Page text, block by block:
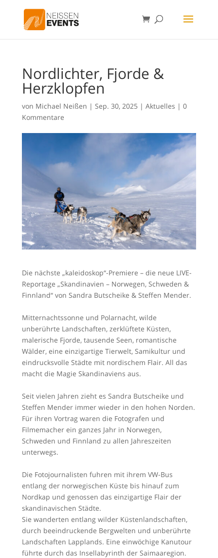
Nordlichter, Fjorde &
Herzklopfen
von Michael Neißen | Sep. 30, 2025 | Aktuelles | 0
Kommentare
Die nächste „kaleidoskop“-Premiere – die neue LIVE-
Reportage „Skandinavien – Norwegen, Schweden &
Finnland“ von Sandra Butscheike & Steffen Mender.
Mitternachtssonne und Polarnacht, wilde
unberührte Landschaften, zerklüftete Küsten,
malerische Fjorde, tausende Seen, romantische
Wälder, eine einzigartige Tierwelt, Samikultur und
eindrucksvolle Städte mit nordischem Flair. All das
macht die Magie Skandinaviens aus.
Seit vielen Jahren zieht es Sandra Butscheike und
Steffen Mender immer wieder in den hohen Norden.
Für ihren Vortrag waren die Fotografen und
Filmemacher ein ganzes Jahr in Norwegen,
Schweden und Finnland zu allen Jahreszeiten
unterwegs.
Die Fotojournalisten fuhren mit ihrem VW-Bus
entlang der norwegischen Küste bis hinauf zum
Nordkap und genossen das einzigartige Flair der
skandinavischen Städte.
Sie wanderten entlang wilder Küstenlandschaften,
durch beeindruckende Bergwelten und unberührte
Landschaften Lapplands. Eine einwöchige Kanutour
führte durch das Insellabyrinth der Saimaaregion.